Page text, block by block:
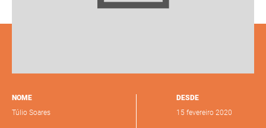
NOME
Túlio Soares
DESDE
15 fevereiro 2020